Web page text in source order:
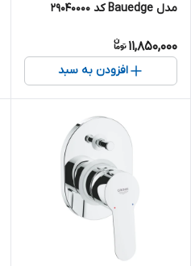
مدل Bauedge کد 29040000
11,850,000
افزودن به سبد